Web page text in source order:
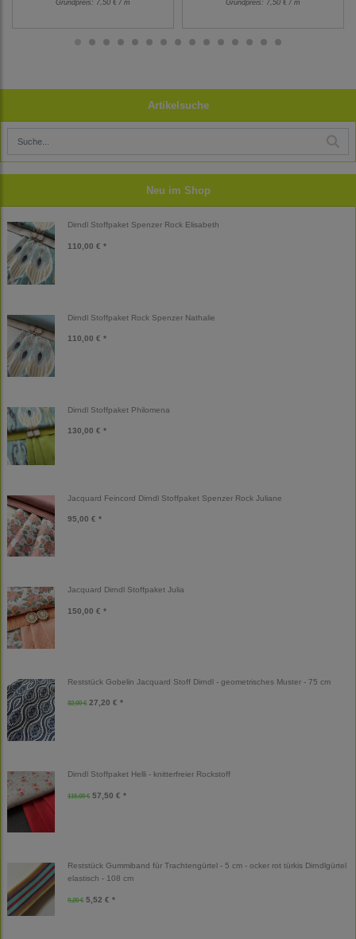
Artikelsuche
Neu im Shop
Dirndl Stoffpaket Spenzer Rock Elisabeth
110,00 € *
Dirndl Stoffpaket Rock Spenzer Nathalie
110,00 € *
Dirndl Stoffpaket Philomena
130,00 € *
Jacquard Feincord Dirndl Stoffpaket Spenzer Rock Juliane
95,00 € *
Jacquard Dirndl Stoffpaket Julia
150,00 € *
Reststück Gobelin Jacquard Stoff Dirndl - geometrisches Muster - 75 cm
32,00 € 27,20 € *
Dirndl Stoffpaket Helli - knitterfreier Rockstoff
115,00 € 57,50 € *
Reststück Gummiband für Trachtengürtel - 5 cm - ocker rot türkis Dirndlgürtel
elastisch - 108 cm
9,20 € 5,52 € *
Grundpreis: 7,50 € / m Grundpreis: 7,50 € / m